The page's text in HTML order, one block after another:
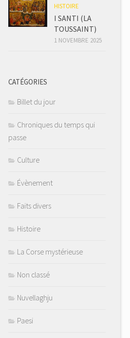
HISTOIRE
I SANTI (LA
TOUSSAINT)
1 NOVEMBRE 2025
CATÉGORIES
Billet du jour
Chroniques du temps qui
passe
Culture
Évènement
Faits divers
Histoire
La Corse mystérieuse
Non classé
Nuvellaghju
Paesi